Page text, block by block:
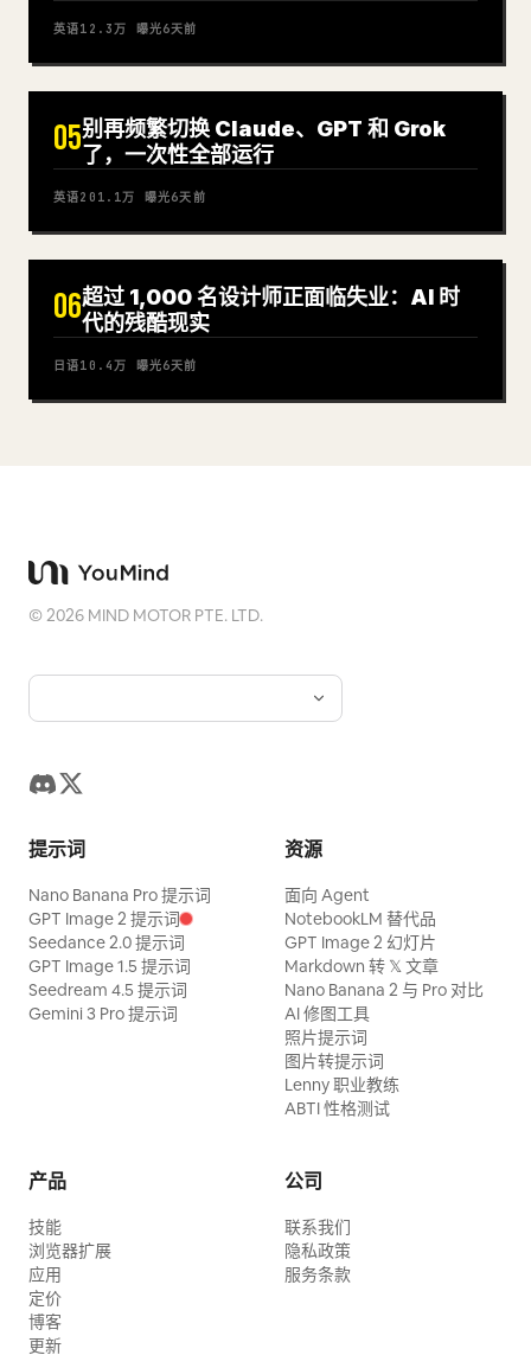
英语12.3万 曝光6天前
05别再频繁切换 Claude、GPT 和 Grok
了，一次性全部运行
英语201.1万 曝光6天前
06超过 1,000 名设计师正面临失业：AI 时
代的残酷现实
日语10.4万 曝光6天前
©2026 MIND MOTOR PTE. LTD.
提示词
Nano Banana Pro 提示词
GPT Image 2 提示词
Seedance 2.0 提示词
GPT Image 1.5 提示词
Seedream 4.5 提示词
Gemini 3 Pro 提示词
资源
面向 Agent
NotebookLM 替代品
GPT Image 2 幻灯片
Markdown 转 𝕏 文章
Nano Banana 2 与 Pro 对比
AI 修图工具
照片提示词
图片转提示词
Lenny 职业教练
ABTI 性格测试
产品
技能
浏览器扩展
应用
定价
博客
更新
公司
联系我们
隐私政策
服务条款